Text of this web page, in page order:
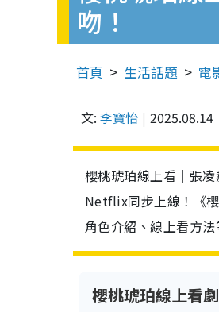
吻！
首頁 生活話題 電
文: 李寶怡 2025.08.14
櫻桃琥珀線上看｜張
Netflix同步上線！《
角色介紹、線上看方法
櫻桃琥珀線上看